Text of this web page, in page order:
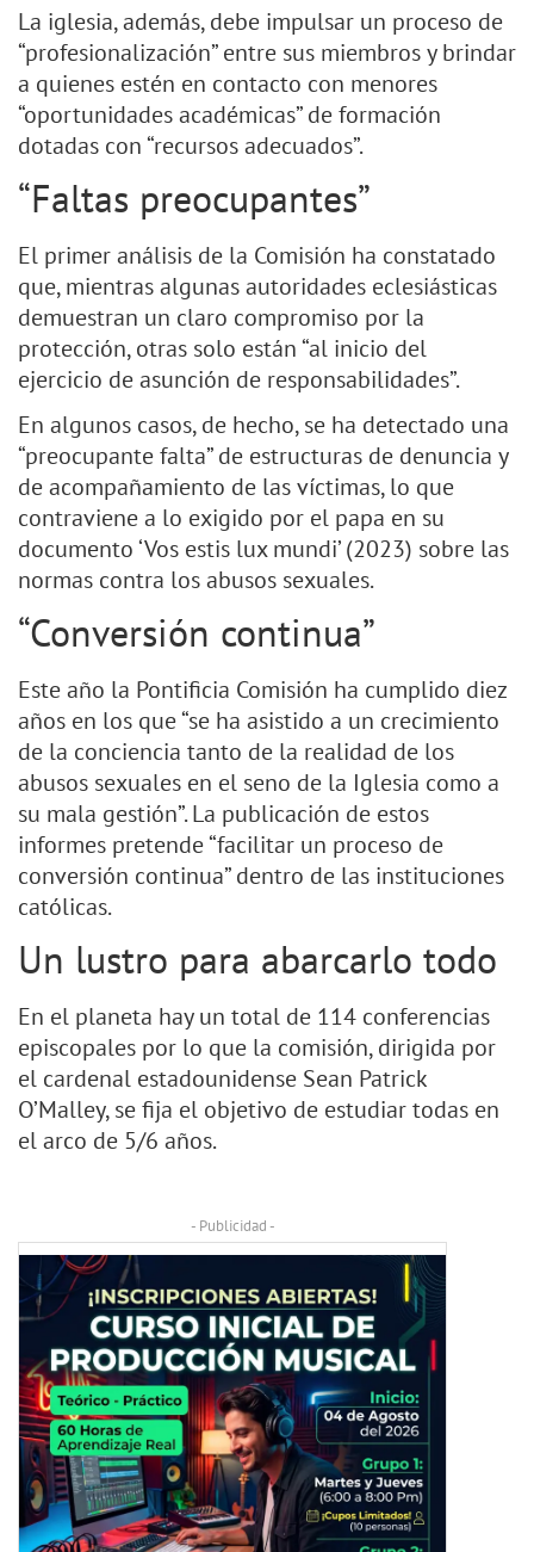
La iglesia, además, debe impulsar un proceso de
“profesionalización” entre sus miembros y brindar
a quienes estén en contacto con menores
“oportunidades académicas” de formación
dotadas con “recursos adecuados”.
“Faltas preocupantes”
El primer análisis de la Comisión ha constatado
que, mientras algunas autoridades eclesiásticas
demuestran un claro compromiso por la
protección, otras solo están “al inicio del
ejercicio de asunción de responsabilidades”.
En algunos casos, de hecho, se ha detectado una
“preocupante falta” de estructuras de denuncia y
de acompañamiento de las víctimas, lo que
contraviene a lo exigido por el papa en su
documento ‘Vos estis lux mundi’ (2023) sobre las
normas contra los abusos sexuales.
“Conversión continua”
Este año la Pontificia Comisión ha cumplido diez
años en los que “se ha asistido a un crecimiento
de la conciencia tanto de la realidad de los
abusos sexuales en el seno de la Iglesia como a
su mala gestión”. La publicación de estos
informes pretende “facilitar un proceso de
conversión continua” dentro de las instituciones
católicas.
Un lustro para abarcarlo todo
En el planeta hay un total de 114 conferencias
episcopales por lo que la comisión, dirigida por
el cardenal estadounidense Sean Patrick
O’Malley, se fija el objetivo de estudiar todas en
el arco de 5/6 años.
- Publicidad -